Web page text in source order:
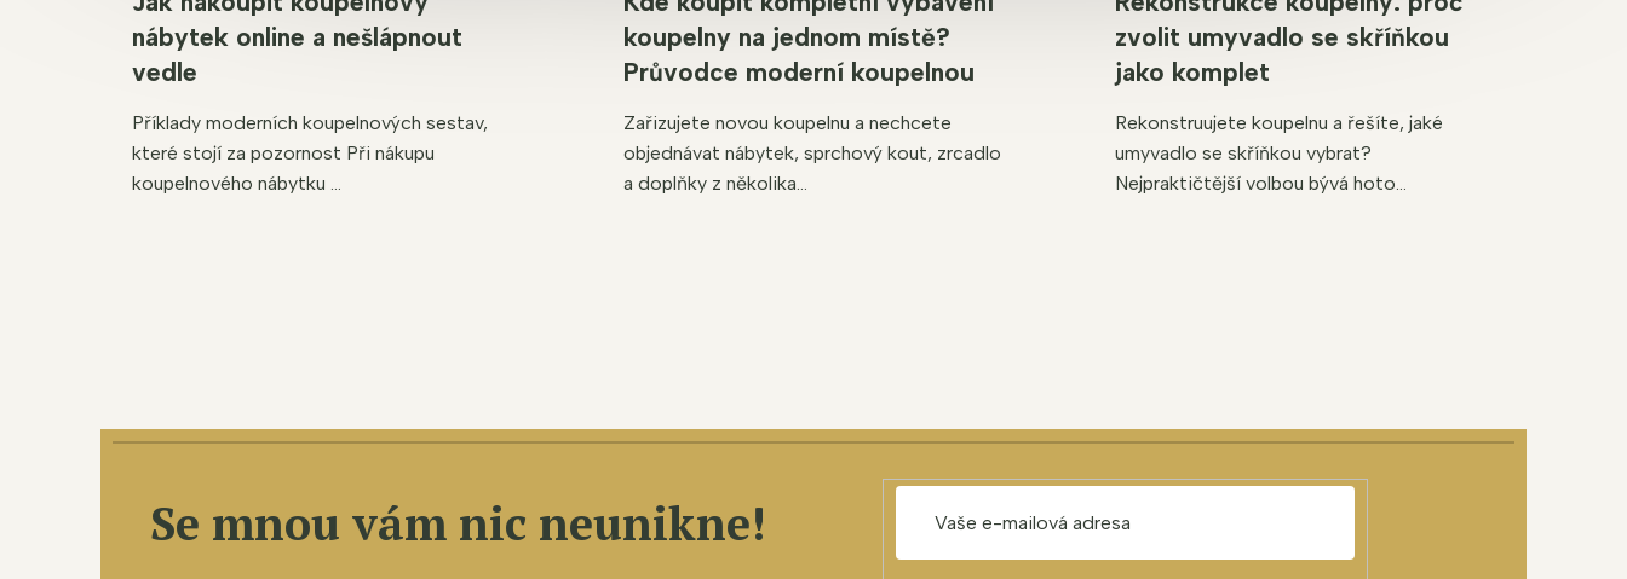
nábytek online a nešlápnout
vedle
Příklady moderních koupelnových sestav,
které stojí za pozornost Při nákupu
koupelnového nábytku ...
koupelny na jednom místě?
Průvodce moderní koupelnou
Zařizujete novou koupelnu a nechcete
objednávat nábytek, sprchový kout, zrcadlo
a doplňky z několika...
zvolit umyvadlo se skříňkou
jako komplet
Rekonstruujete koupelnu a řešíte, jaké
umyvadlo se skříňkou vybrat?
Nejpraktičtější volbou bývá hoto...
Se mnou vám nic neunikne!